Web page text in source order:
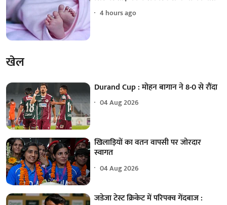
4 hours ago
खेल
Durand Cup : मोहन बागान ने 8-0 से रौंदा
04 Aug 2026
खिलाड़ियों का वतन वापसी पर जोरदार
स्वागत
04 Aug 2026
जडेजा टेस्ट क्रिकेट में परिपक्व गेंदबाज :